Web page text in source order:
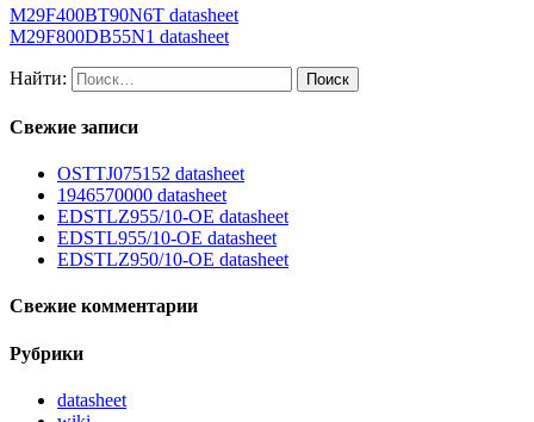
M29F400BT90N6T datasheet
M29F800DB55N1 datasheet
Найти:
Свежие записи
OSTTJ075152 datasheet
1946570000 datasheet
EDSTLZ955/10-OE datasheet
EDSTL955/10-OE datasheet
EDSTLZ950/10-OE datasheet
Свежие комментарии
Рубрики
datasheet